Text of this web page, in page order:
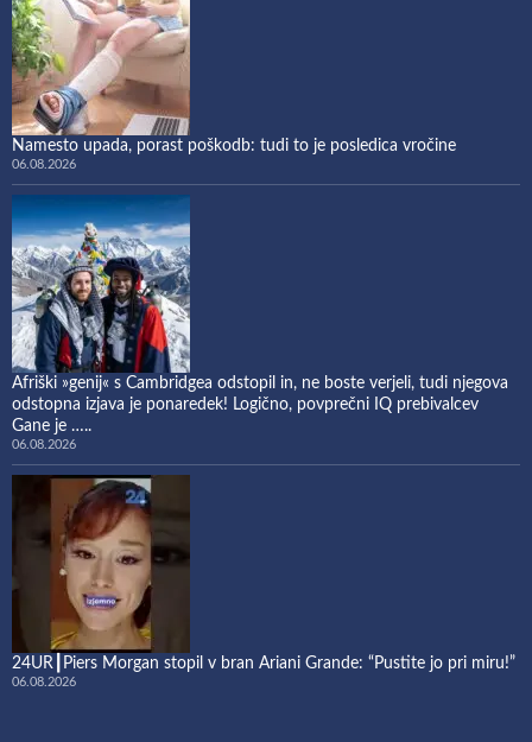
Namesto upada, porast poškodb: tudi to je posledica vročine
06.08.2026
Afriški »genij« s Cambridgea odstopil in, ne boste verjeli, tudi njegova
odstopna izjava je ponaredek! Logično, povprečni IQ prebivalcev
Gane je …..
06.08.2026
24UR┃Piers Morgan stopil v bran Ariani Grande: “Pustite jo pri miru!”
06.08.2026